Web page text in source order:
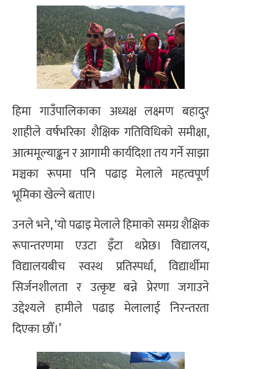
हिमा गाउँपालिकाका अध्यक्ष लक्ष्मण बहादुर
शाहीले वर्षभरिका शैक्षिक गतिविधिको समीक्षा,
आत्ममूल्याङ्कन र आगामी कार्यदिशा तय गर्ने साझा
मञ्चका रूपमा पनि पढाइ मेलाले महत्वपूर्ण
भूमिका खेल्ने बताए।
उनले भने, ‘यो पढाइ मेलाले हिमाको समग्र शैक्षिक
रूपान्तरणमा एउटा इँटा थप्नेछ। विद्यालय,
विद्यालयबीच स्वस्थ प्रतिस्पर्धा, विद्यार्थीमा
सिर्जनशीलता र उत्कृष्ट बन्ने प्रेरणा जगाउने
उद्देश्यले हामीले पढाइ मेलालाई निरन्तरता
दिएका छौँ।’